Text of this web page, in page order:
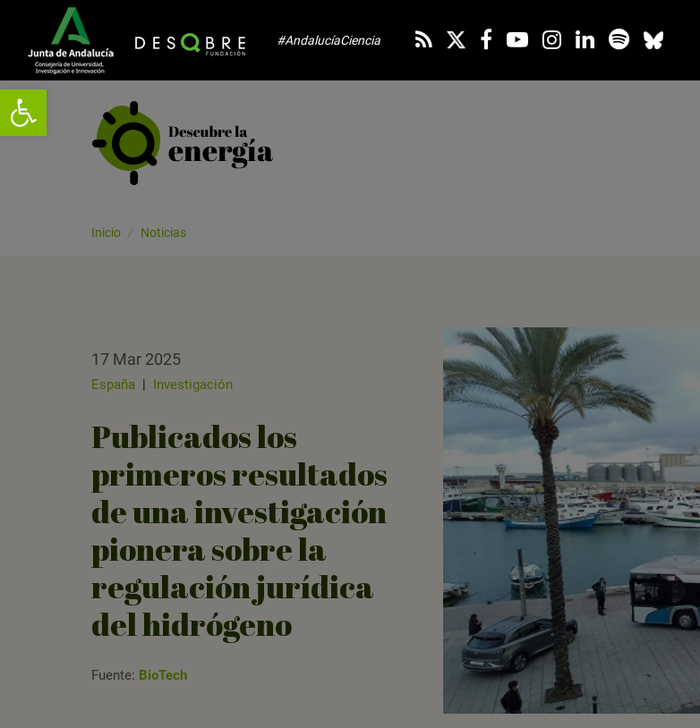
Abrir barra de herramientas
#AndalucíaCiencia
Inicio Noticias
17 Mar 2025
España | Investigación
Publicados los
primeros resultados
de una investigación
pionera sobre la
regulación jurídica
del hidrógeno
Fuente: BioTech